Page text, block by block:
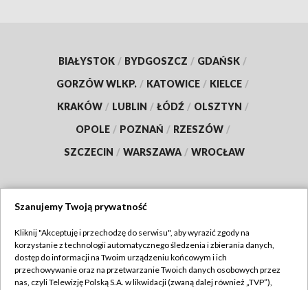
BIAŁYSTOK / BYDGOSZCZ / GDAŃSK /
GORZÓW WLKP. / KATOWICE / KIELCE /
KRAKÓW / LUBLIN / ŁÓDŹ / OLSZTYN /
OPOLE / POZNAŃ / RZESZÓW /
SZCZECIN / WARSZAWA / WROCŁAW
TVP
Abonament TVP
Regulamin TVP
Szanujemy Twoją prywatność
Kliknij "Akceptuję i przechodzę do serwisu", aby wyrazić zgody na
korzystanie z technologii automatycznego śledzenia i zbierania danych,
dostęp do informacji na Twoim urządzeniu końcowym i ich
przechowywanie oraz na przetwarzanie Twoich danych osobowych przez
nas, czyli Telewizję Polską S.A. w likwidacji (zwaną dalej również „TVP”),